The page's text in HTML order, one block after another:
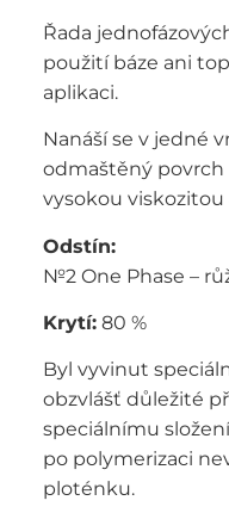
Řada
použití báze ani
aplikaci.
Nanáší se v jedné
odmaštěný povrch
vysokou
Odstín:
№2 One Phase –
Krytí: 80 %
Byl vyvinut
obzvlášť důležité
speciálnímu
po polymerizaci
ploténku.